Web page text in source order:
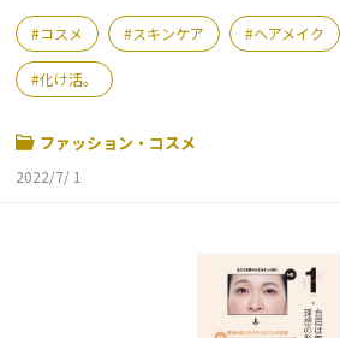
コスメ スキンケア ヘアメイク
化け活。
ファッション・コスメ
2022/7/ 1